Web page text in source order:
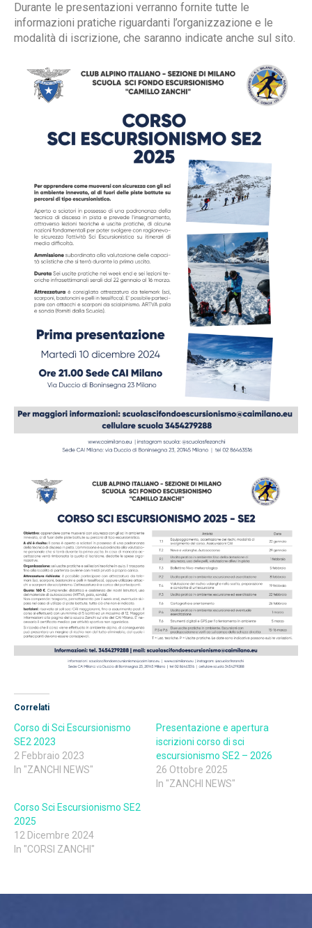
Durante le presentazioni verranno fornite tutte le
informazioni pratiche riguardanti l’organizzazione e le
modalità di iscrizione, che saranno indicate anche sul sito.
Correlati
Corso di Sci Escursionismo
SE2 2023
2 Febbraio 2023
In "ZANCHI NEWS"
Presentazione e apertura
iscrizioni corso di sci
escursionismo SE2 – 2026
26 Ottobre 2025
In "ZANCHI NEWS"
Corso Sci Escursionismo SE2
2025
12 Dicembre 2024
In "CORSI ZANCHI"